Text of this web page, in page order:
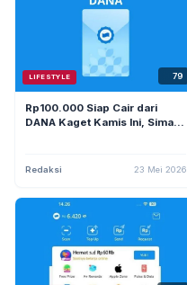
LIFESTYLE 79
Rp100.000 Siap Cair dari
DANA Kaget Kamis Ini, Simak
Redaksi 23 Mei 2026